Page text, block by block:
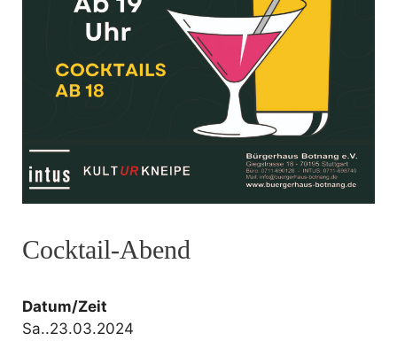
Cocktail-Abend
Datum/Zeit
Sa..23.03.2024